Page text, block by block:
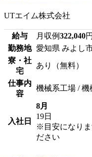
UTエイム株式会社
給与 月収例322,040円
勤務地 愛知県 みよし
寮・社
宅
あり（無料）
仕事内
容
機械系工場 / 機
入社日
8月
19日
※目安になりま
ださい